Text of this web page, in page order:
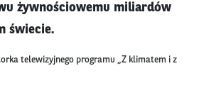
żywnościowemu miliardów
świecie.
telewizyjnego programu „Z klimatem i z